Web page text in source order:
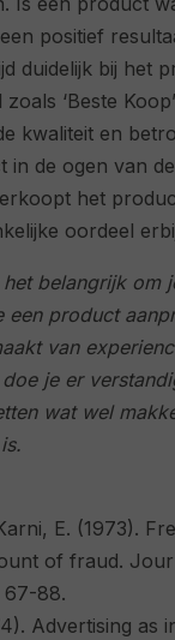
positief
duidelijk bij het
‘Beste
kwaliteit en
in de ogen van
het
oordeel
belangrijk om
een product
van
je er
wat wel
E. (1973).
of fraud.
67-88.
Advertising as